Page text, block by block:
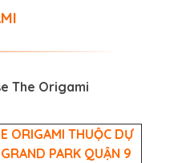
The Origami
ORIGAMI THUỘC DỰ
PARK QUẬN 9